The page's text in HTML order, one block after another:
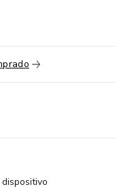
a sua autoestima,
a instalar hábitos
saúde física,